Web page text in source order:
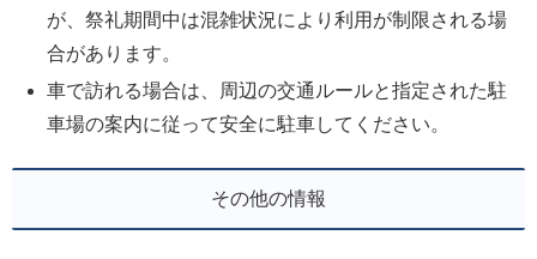
が、祭礼期間中は混雑状況により利用が制限される場
合があります。
車で訪れる場合は、周辺の交通ルールと指定された駐
車場の案内に従って安全に駐車してください。
その他の情報